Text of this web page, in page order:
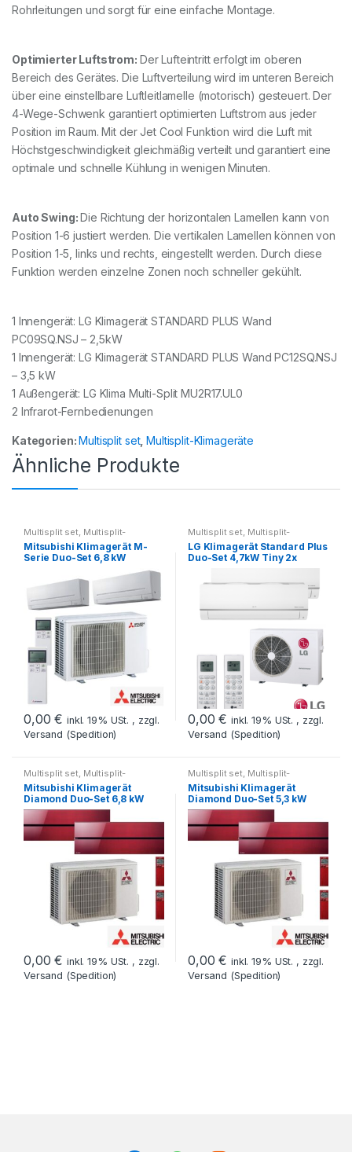
Rohrleitungen und sorgt für eine einfache Montage.
Optimierter Luftstrom: Der Lufteintritt erfolgt im oberen
Bereich des Gerätes. Die Luftverteilung wird im unteren Bereich
über eine einstellbare Luftleitlamelle (motorisch) gesteuert. Der
4-Wege-Schwenk garantiert optimierten Luftstrom aus jeder
Position im Raum. Mit der Jet Cool Funktion wird die Luft mit
Höchstgeschwindigkeit gleichmäßig verteilt und garantiert eine
optimale und schnelle Kühlung in wenigen Minuten.
Auto Swing:Die Richtung der horizontalen Lamellen kann von
Position 1-6 justiert werden. Die vertikalen Lamellen können von
Position 1-5, links und rechts, eingestellt werden. Durch diese
Funktion werden einzelne Zonen noch schneller gekühlt.
1 Innengerät: LG Klimagerät STANDARD PLUS Wand
PC09SQ.NSJ – 2,5kW
1 Innengerät: LG Klimagerät STANDARD PLUS Wand PC12SQ.NSJ
– 3,5 kW
1 Außengerät: LG Klima Multi-Split MU2R17.UL0
2 Infrarot-Fernbedienungen
Kategorien:Multisplit set,Multisplit-Klimageräte
Ähnliche Produkte
Multisplit set, Multisplit-
Klimageräte
Mitsubishi Klimagerät M-
Serie Duo-Set 6,8 kW
2xMSZ-AP35 /MXZ-3E68VA
Wifi- Preis auf Anfrage
0,00€ inkl. 19% USt. , zzgl.
Versand (Spedition)
Multisplit set, Multisplit-
Klimageräte
LG Klimagerät Standard Plus
Duo-Set 4,7kW Tiny 2x
0,00€ inkl. 19% USt. , zzgl.
Versand (Spedition)
Multisplit set Multisplit-
Klimageräte
Mitsubishi Klimagerät
Diamond Duo-Set 6,8 kW
Wandgerät 2xMSZ-LN35VG /
MXZ-3E68VA ROT- Preis auf
Anfrage
0,00€ inkl. 19% USt. , zzgl.
Versand (Spedition)
Multisplit set Multisplit-
Klimageräte
Mitsubishi Klimagerät
Diamond Duo-Set 5,3 kW
Wandgerät2xMSZ-LN25VG /
MXZ-2D53VA ROT- Preis auf
Anfrage
0,00€ inkl. 19% USt. , zzgl.
Versand (Spedition)